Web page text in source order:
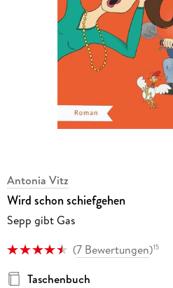
Antonia Vitz
Wird schon schiefgehen
Sepp gibt Gas
(7 Bewertungen)15
Taschenbuch